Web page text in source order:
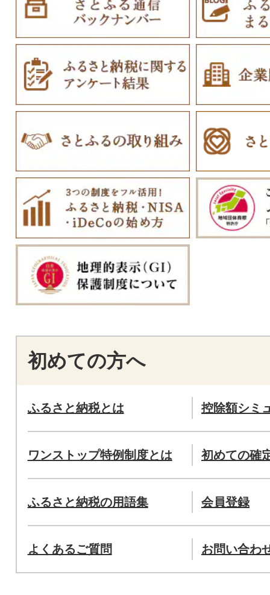
初めての方へ
ふるさと納税とは 控除額シミ
ワンストップ特例制度とは 初めての確
ふるさと納税の用語集 会員登録
よくあるご質問 お問い合わ